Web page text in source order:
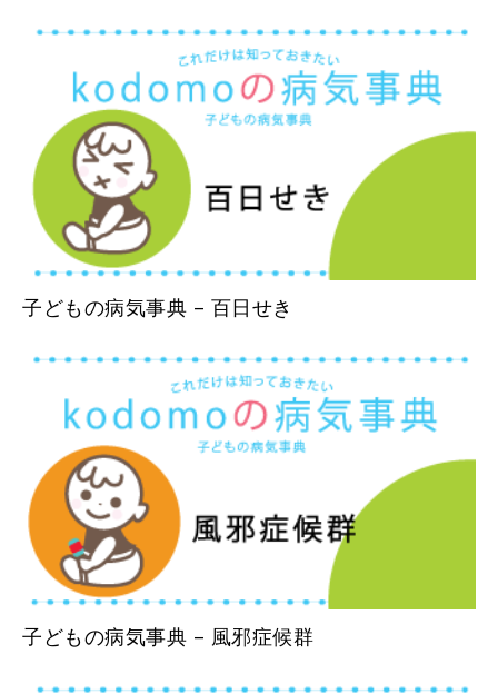
子どもの病気事典 – 百日せき
子どもの病気事典 – 風邪症候群